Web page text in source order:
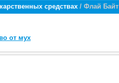
средствах / Флай Байт
от мух